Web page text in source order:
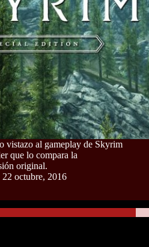
vistazo al gameplay de Skyrim
que lo compara la
original.
22 octubre, 2016